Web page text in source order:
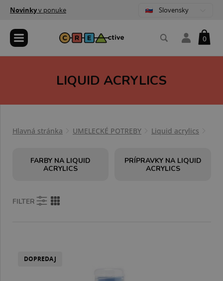
Novinkyv ponuke Slovensky
0
LIQUID ACRYLICS
Hlavná stránka UMELECKÉ POTREBY Liquid acrylics
FARBY NA LIQUID
ACRYLICS
PRÍPRAVKY NA LIQUID
ACRYLICS
FILTER
DOPREDAJ